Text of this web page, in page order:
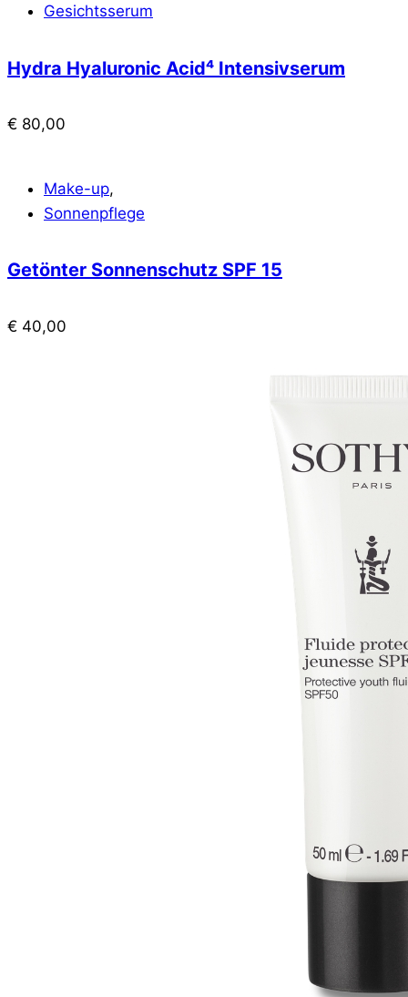
Gesichtsserum
Hydra Hyaluronic Acid⁴ Intensivserum
€ 80,00
Make-up,
Sonnenpflege
Getönter Sonnenschutz SPF 15
€ 40,00